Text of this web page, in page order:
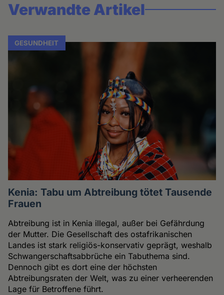
Verwandte Artikel
GESUNDHEIT
Kenia: Tabu um Abtreibung tötet Tausende
Frauen
Abtreibung ist in Kenia illegal, außer bei Gefährdung
der Mutter. Die Gesellschaft des ostafrikanischen
Landes ist stark religiös-konservativ geprägt, weshalb
Schwangerschaftsabbrüche ein Tabuthema sind.
Dennoch gibt es dort eine der höchsten
Abtreibungsraten der Welt, was zu einer verheerenden
Lage für Betroffene führt.